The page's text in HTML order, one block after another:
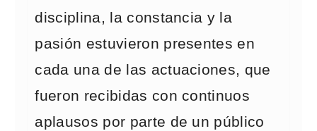
disciplina, la constancia y la
pasión estuvieron presentes en
cada una de las actuaciones, que
fueron recibidas con continuos
aplausos por parte de un público